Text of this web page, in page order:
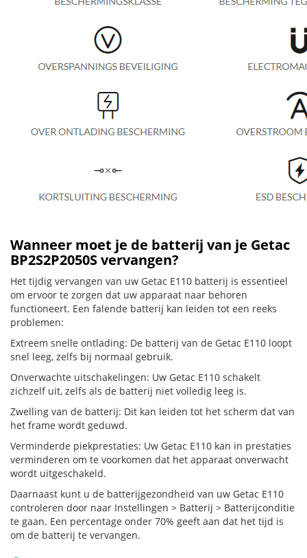
Wanneer moet je de batterij van je Getac
BP2S2P2050S vervangen?
Het tijdig vervangen van uw Getac E110 batterij is essentieel
om ervoor te zorgen dat uw apparaat naar behoren
functioneert. Een falende batterij kan leiden tot een reeks
problemen:
Extreem snelle ontlading: De batterij van de Getac E110 loopt
snel leeg, zelfs bij normaal gebruik.
Onverwachte uitschakelingen: Uw Getac E110 schakelt
zichzelf uit, zelfs als de batterij niet volledig leeg is.
Zwelling van de batterij: Dit kan leiden tot het scherm dat van
het frame wordt geduwd.
Verminderde piekprestaties: Uw Getac E110 kan in prestaties
verminderen om te voorkomen dat het apparaat onverwacht
wordt uitgeschakeld.
Daarnaast kunt u de batterijgezondheid van uw Getac E110
controleren door naar Instellingen > Batterij > Batterijconditie
te gaan. Een percentage onder 70% geeft aan dat het tijd is
om de batterij te vervangen.